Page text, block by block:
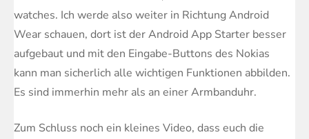
watches. Ich werde also weiter in Richtung Android
Wear schauen, dort ist der Android App Starter besser
aufgebaut und mit den Eingabe-Buttons des Nokias
kann man sicherlich alle wichtigen Funktionen abbilden.
Es sind immerhin mehr als an einer Armbanduhr.
Zum Schluss noch ein kleines Video, dass euch die